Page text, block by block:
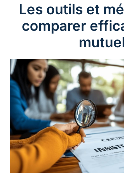
Les outils et
comparer